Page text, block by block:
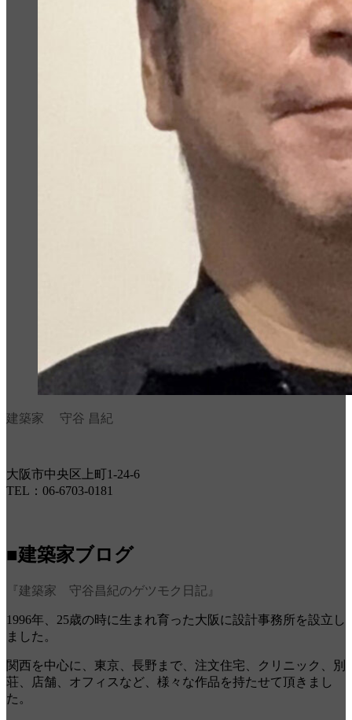
建築家 守谷 昌紀
大阪市中央区上町1-24-6
TEL：06-6703-0181
■建築家ブログ
『建築家 守谷昌紀のゲツモク日記』
1996年、25歳の時に生まれ育った大阪に設計事務所を設立し
ました。
関西を中心に、東京、長野まで、注文住宅、クリニック、別
荘、店舗、オフィスなど、様々な作品を持たせて頂きまし
た。